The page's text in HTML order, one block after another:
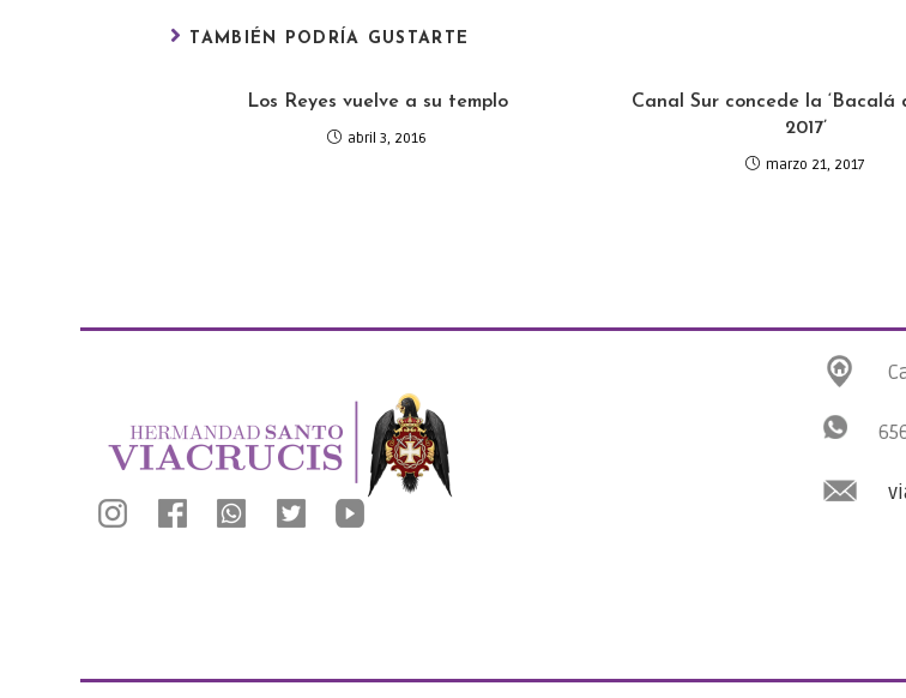
TAMBIÉN PODRÍA GUSTARTE
Los Reyes vuelve a su templo
abril 3, 2016
Canal Sur concede la ‘Bacalá
2017’
marzo 21, 2017